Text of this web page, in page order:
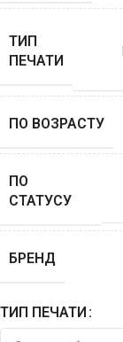
ТИП
ПЕЧАТИ
ПО ВОЗРАСТУ
ПО
СТАТУСУ
БРЕНД
ТИП ПЕЧАТИ